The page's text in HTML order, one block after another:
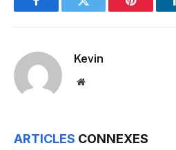
FacebookTwitter Pinterest
Kevin
Website
ARTICLES CONNEXES